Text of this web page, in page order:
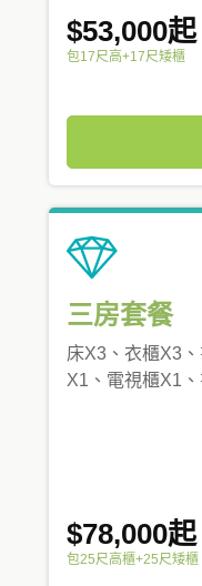
$53,000起
包17尺高+17尺矮櫃
三房套餐
床X3、衣櫃X3
X1、電視櫃X1
$78,000起
包25尺高櫃+25尺矮櫃